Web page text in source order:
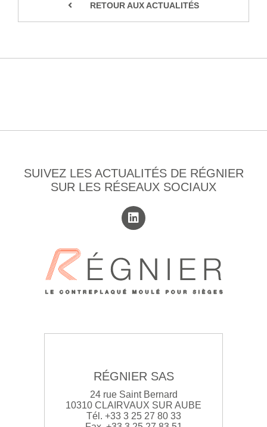
RETOUR AUX ACTUALITÉS
SUIVEZ LES ACTUALITÉS DE RÉGNIER
SUR LES RÉSEAUX SOCIAUX
RÉGNIER SAS
24 rue Saint Bernard
10310 CLAIRVAUX SUR AUBE
Tél. +33 3 25 27 80 33